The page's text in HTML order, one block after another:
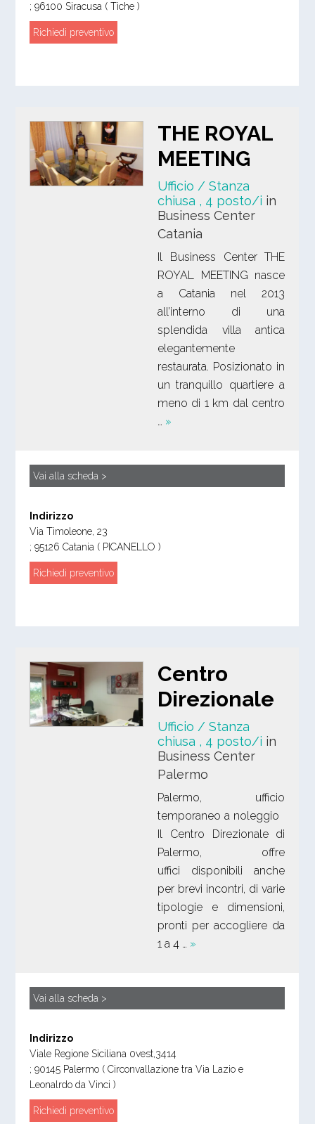
;96100 Siracusa ( Tiche )
Richiedi preventivo
THE ROYAL
MEETING
Ufficio / Stanza
chiusa , 4 posto/i in
Business Center
Catania
Il Business Center THE
ROYAL MEETING nasce
a Catania nel 2013
all’interno di una
splendida villa antica
elegantemente
restaurata. Posizionato in
un tranquillo quartiere a
meno di 1 km dal centro
… »
Vai alla scheda >
Indirizzo
Via Timoleone, 23
;95126Catania ( PICANELLO )
Richiedi preventivo
Centro
Direzionale
Ufficio / Stanza
chiusa , 4 posto/i in
Business Center
Palermo
Palermo, ufficio
temporaneo a noleggio
Il Centro Direzionale di
Palermo, offre
uffici disponibili anche
per brevi incontri, di varie
tipologie e dimensioni,
pronti per accogliere da
1 a 4 … »
Vai alla scheda >
Indirizzo
Viale Regione Siciliana 0vest,3414
;90145 Palermo ( Circonvallazione tra Via Lazio e
Leonalrdo da Vinci )
Richiedi preventivo